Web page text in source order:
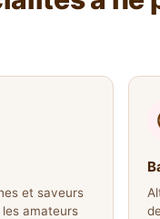
et saveurs
amateurs